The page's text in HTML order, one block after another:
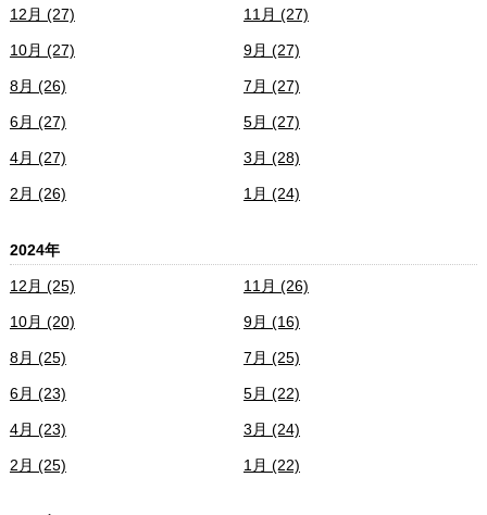
12月 (27) 11月 (27)
10月 (27) 9月 (27)
8月 (26) 7月 (27)
6月 (27) 5月 (27)
4月 (27) 3月 (28)
2月 (26) 1月 (24)
2024年
12月 (25) 11月 (26)
10月 (20) 9月 (16)
8月 (25) 7月 (25)
6月 (23) 5月 (22)
4月 (23) 3月 (24)
2月 (25) 1月 (22)